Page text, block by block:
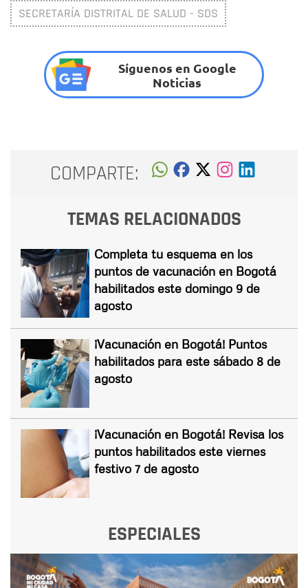
SECRETARÍA DISTRITAL DE SALUD - SDS
Síguenos en Google
Noticias
COMPARTE:
TEMAS RELACIONADOS
Completa tu esquema en los
puntos de vacunación en Bogotá
habilitados este domingo 9 de
agosto
¡Vacunación en Bogotá! Puntos
habilitados para este sábado 8 de
agosto
¡Vacunación en Bogotá! Revisa los
puntos habilitados este viernes
festivo 7 de agosto
ESPECIALES